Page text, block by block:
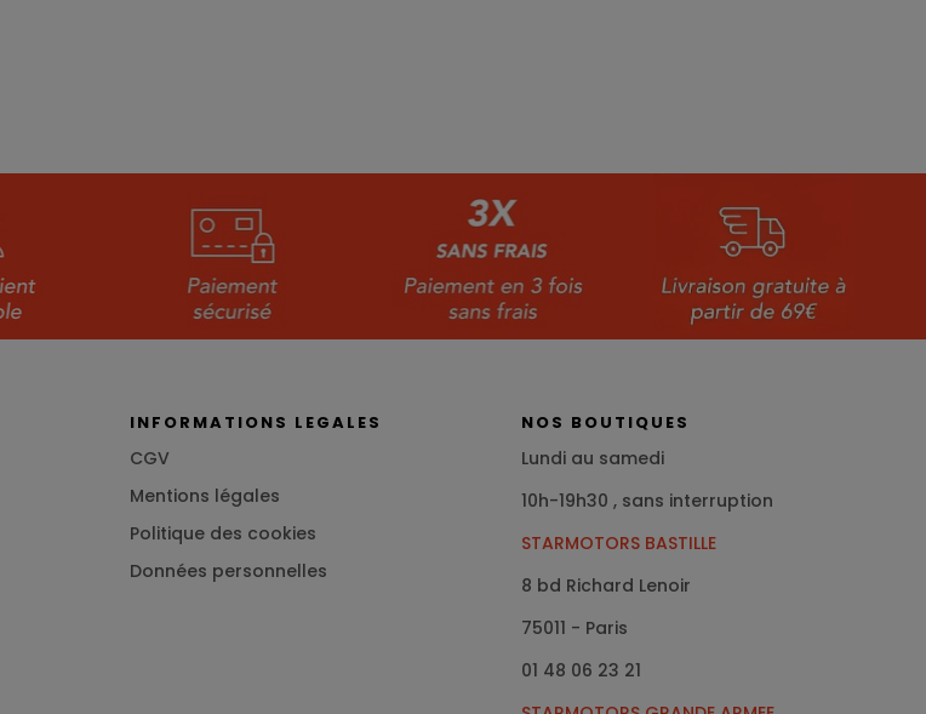
INFORMATIONS LEGALES
CGV
Mentions légales
Politique des cookies
Données personnelles
NOS BOUTIQUES
Lundi au samedi
10h-19h30 , sans interruption
STARMOTORS BASTILLE
8 bd Richard Lenoir
75011 - Paris
01 48 06 23 21